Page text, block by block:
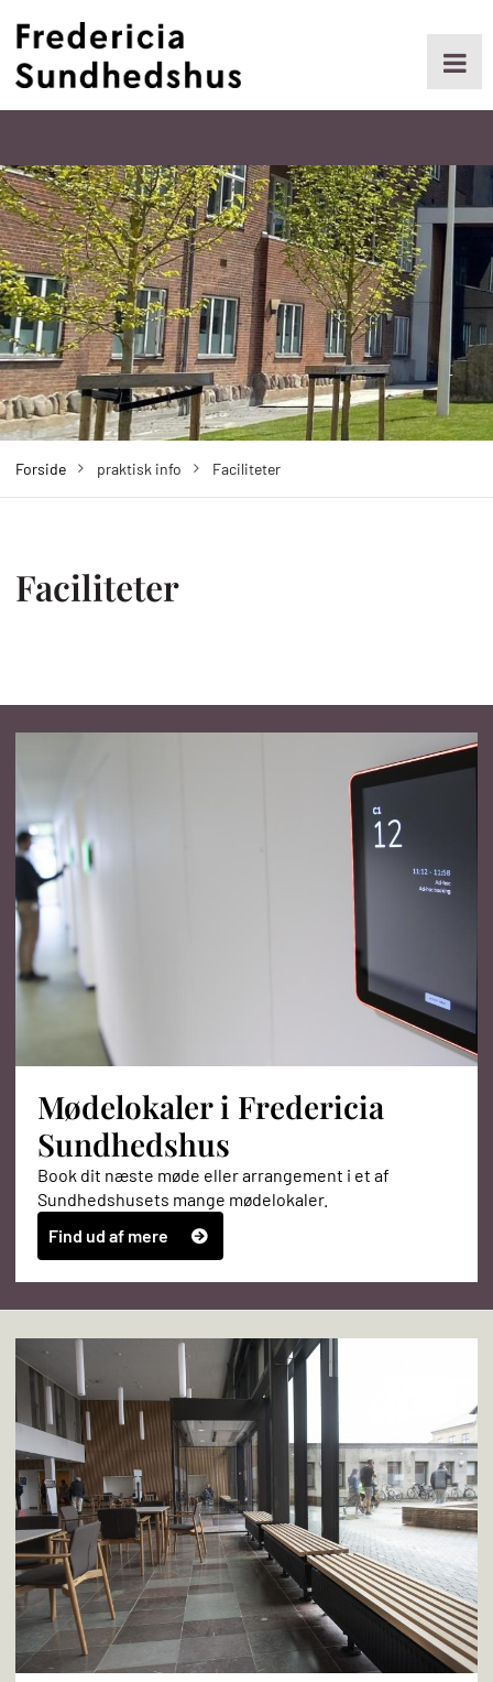
hovedindholdPrimær
navigation
Brødkrumme
Forside praktisk info Faciliteter
Faciliteter
Mødelokaler i Fredericia
Sundhedshus
Book dit næste møde eller arrangement i et af
Sundhedshusets mange mødelokaler.
Find ud af mere